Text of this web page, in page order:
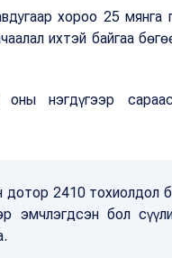
хороо 25
ихтэй байгаа
нэгдүгээр
дотор 2410 тохиолдол
эмчлэгдсэн бол